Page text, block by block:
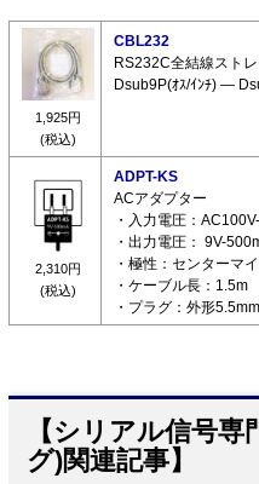
1,925円
(税込)
CBL232
RS232C全結線スト
Dsub9P(ｵｽ/ｲﾝﾁ) ―
2,310円
(税込)
ADPT-KS
ACアダプター
・入力電圧：
・出力電圧： 9V-
・極性：センターマ
・ケーブル長：1.5m
・プラグ：外形
【シリアル信号専
グ)関連記事】